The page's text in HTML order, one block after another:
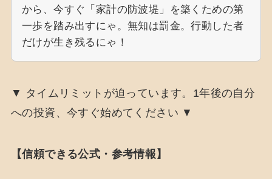
から、今すぐ「家計の防波堤」を築くための第
一歩を踏み出すにゃ。無知は罰金。行動した者
だけが生き残るにゃ！
▼ タイムリミットが迫っています。1年後の自分
への投資、今すぐ始めてください ▼
【信頼できる公式・参考情報】